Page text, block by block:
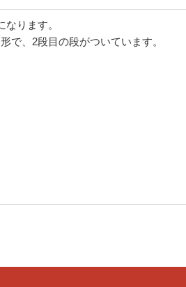
ります。
で、2段目の段がついています。